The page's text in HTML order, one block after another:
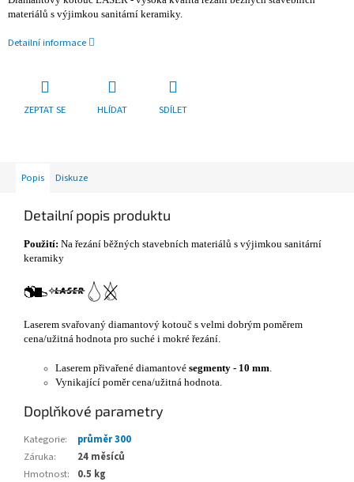
materiálů s výjimkou sanitární keramiky.
Detailní informace
ZEPTAT SE HLÍDAT SDÍLET
Popis Diskuze
Detailní popis produktu
Použití: Na řezání běžných stavebních materiálů s výjimkou sanitární
keramiky
Laserem svařovaný diamantový kotouč s velmi dobrým poměrem
cena/užitná hodnota pro suché i mokré řezání.
Laserem přivařené diamantové segmenty - 10 mm
Vynikající poměr cena/užitná hodnota.
Doplňkové parametry
Kategorie:
průměr 300
Záruka:
24 měsíců
Hmotnost:
0.5 kg